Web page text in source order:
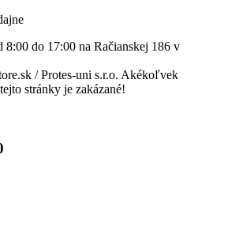
8:00 do 17:00 na Račianskej 186 v
/ Protes-uni s.r.o. Akékoľvek
stránky je zakázané!